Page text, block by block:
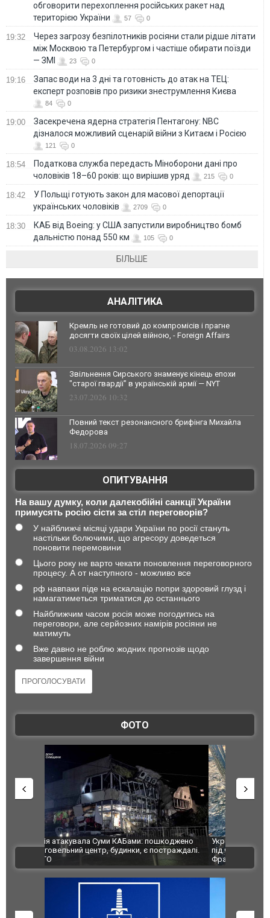
обговорити перехоплення російських ракет над
територією України
57 0
19:32
Через загрозу безпілотників росіяни стали рідше літати
між Москвою та Петербургом і частіше обирати поїзди
— ЗМІ
23 0
19:16
Запас води на 3 дні та готовність до атак на ТЕЦ:
експерт розповів про ризики знеструмлення Києва
84 0
19:00
Засекречена ядерна стратегія Пентагону: NBC
дізналося можливий сценарій війни з Китаєм і Росією
121 0
18:54
Податкова служба передасть Міноборони дані про
чоловіків 18–60 років: що вирішив уряд
215 0
18:42
У Польщі готують закон для масової депортації
українських чоловіків
2709 0
18:30
КАБ від Boeing: у США запустили виробництво бомб
дальністю понад 550 км
105 0
БІЛЬШЕ
АНАЛІТИКА
Кремль не готовий до компромісів і прагне
досягти своїх цілей війною, - Foreign Affairs
03.08.2026 13:02
Звільнення Сирського знаменує кінець епохи
"старої гвардії" в українській армії — NYT
23.07.2026 10:32
Повний текст резонансного брифінга Михайла
Федорова
18.07.2026 09:27
ОПИТУВАННЯ
На вашу думку, коли далекобійні санкції України
примусять росію сісти за стіл переговорів?
У найближчі місяці удари України по росії стануть
настільки болючими, що агресору доведеться
поновити перемовини
Цього року не варто чекати поновлення переговорного
процесу. А от наступного - можливо все
рф навпаки піде на ескалацію попри здоровий глузд і
намагатиметься триматися до останнього
Найближчим часом росія може погодитись на
переговори, але серйозних намірів росіяни не
матимуть
Вже давно не роблю жодних прогнозів щодо
завершення війни
ФОТО
Українські надзвичайники врятували козуленя
під час ліквідації масштабної лісової пожежі у
Франції
СБУ за
Болгарії